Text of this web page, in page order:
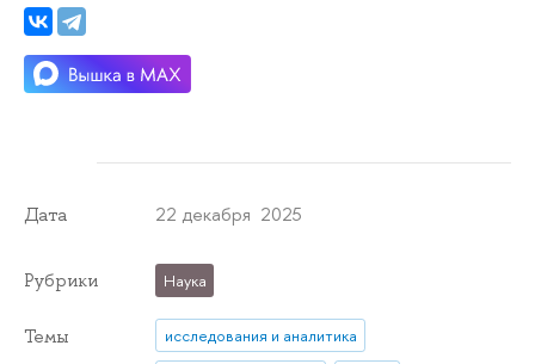
Дата 22 декабря 2025
Рубрики Наука
Темы
исследования и аналитика